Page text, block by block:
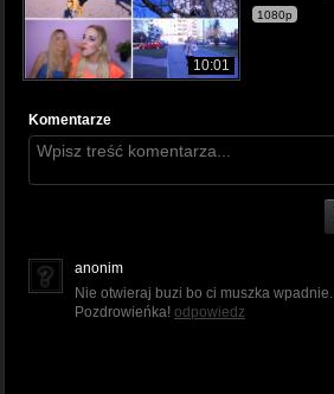
10:01
1080p
Komentarze
anonim
Nie otwieraj buzi bo ci muszka wpadnie.
Pozdrowieńka! odpowiedz